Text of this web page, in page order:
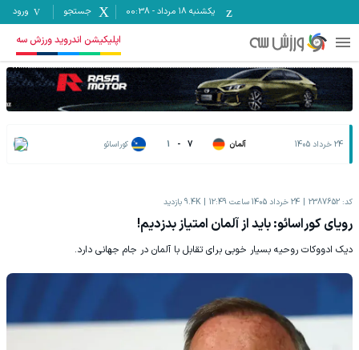
یکشنبه ۱۸ مرداد -
00:38 جستجو ورود
اپلیکیشن اندروید ورزش سه
24 خرداد 1405 آلمان 7
-
1 کوراسائو
کد: 2387652 24 خرداد 1405 ساعت 12:49 9.4K بازدید
رویای کوراسائو: باید از آلمان امتیاز بدزدیم!
دیک ادووکات روحیه بسیار خوبی برای تقابل با آلمان در جام جهانی دارد.